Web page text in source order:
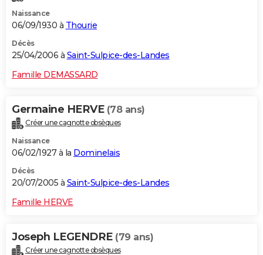
Naissance
06/09/1930 à Thourie
Décès
25/04/2006 à Saint-Sulpice-des-Landes
Famille DEMASSARD
Germaine HERVE (78 ans)
Créer une cagnotte obsèques
Naissance
06/02/1927 à la Dominelais
Décès
20/07/2005 à Saint-Sulpice-des-Landes
Famille HERVE
Joseph LEGENDRE (79 ans)
Créer une cagnotte obsèques